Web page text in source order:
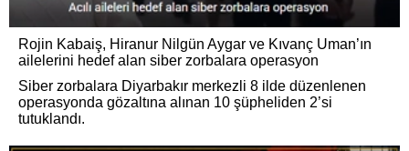
Rojin Kabaiş, Hiranur Nilgün Aygar ve Kıvanç Uman’ın
ailelerini hedef alan siber zorbalara operasyon
Siber zorbalara Diyarbakır merkezli 8 ilde düzenlenen
operasyonda gözaltına alınan 10 şüpheliden 2’si
tutuklandı.